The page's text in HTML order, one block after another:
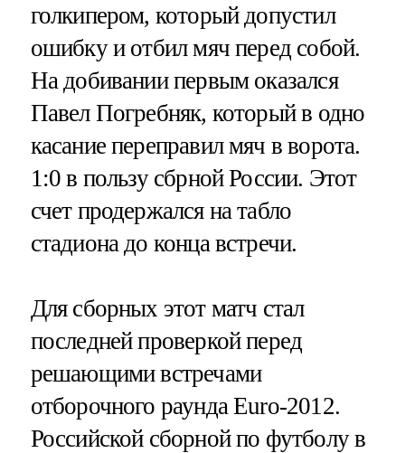
голкипером, который допустил
ошибку и отбил мяч перед собой.
На добивании первым оказался
Павел Погребняк, который в одно
касание переправил мяч в ворота.
1:0 в пользу сбрной России. Этот
счет продержался на табло
стадиона до конца встречи.
Для сборных этот матч стал
последней проверкой перед
решающими встречами
отборочного раунда Euro-2012.
Российской сборной по футболу в